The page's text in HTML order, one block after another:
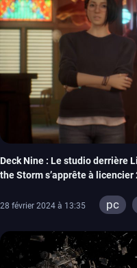
Deck Nine : Le studio derrière
the Storm s’apprête à
28 février 2024 à 13:35 pc